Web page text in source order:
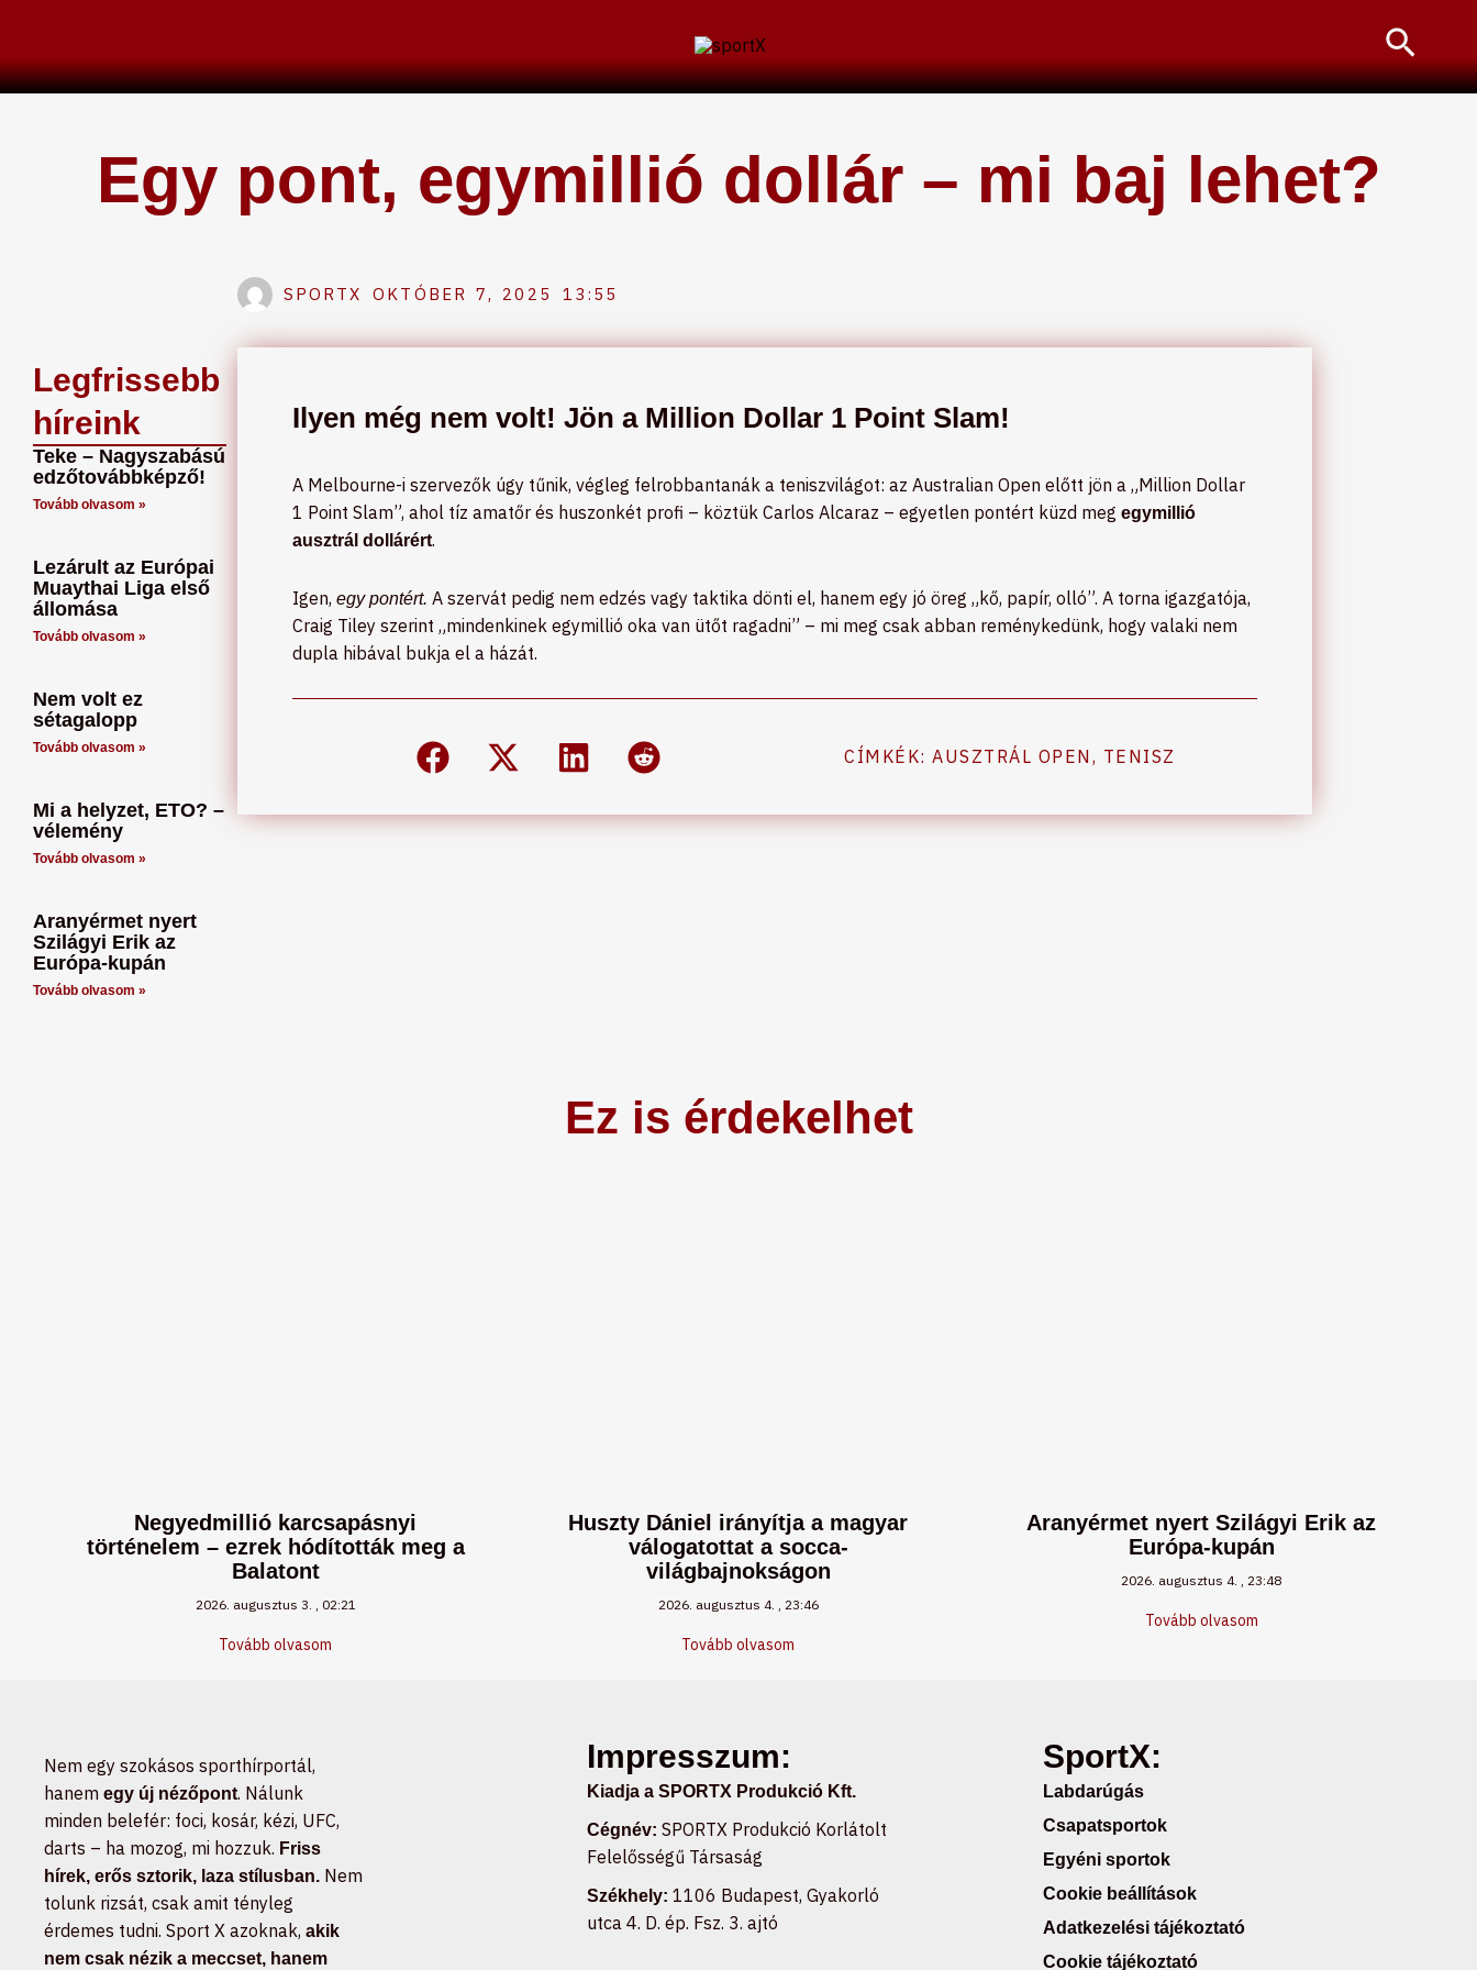
content
Egy pont, egymillió dollár – mi baj lehet?
SPORTX OKTÓBER 7, 2025 13:55
Legfrissebb
híreink
Teke – Nagyszabású
edzőtovábbképző!
Tovább olvasom »
Lezárult az Európai
Muaythai Liga első
állomása
Tovább olvasom »
Nem volt ez
sétagalopp
Tovább olvasom »
Mi a helyzet, ETO? –
vélemény
Tovább olvasom »
Aranyérmet nyert
Szilágyi Erik az
Európa-kupán
Tovább olvasom »
Ilyen még nem volt! Jön a Million Dollar 1 Point Slam!
A Melbourne-i szervezők úgy tűnik, végleg felrobbantanák a teniszvilágot: az Australian Open előtt jön a „Million Dollar
1 Point Slam”, ahol tíz amatőr és huszonkét profi – köztük Carlos Alcaraz – egyetlen pontért küzd meg egymillió
ausztrál dollárért.
Igen, egy pontért. A szervát pedig nem edzés vagy taktika dönti el, hanem egy jó öreg „kő, papír, olló”. A torna igazgatója,
Craig Tiley szerint „mindenkinek egymillió oka van ütőt ragadni” – mi meg csak abban reménykedünk, hogy valaki nem
dupla hibával bukja el a házát.
CÍMKÉK:AUSZTRÁL OPEN, TENISZ
Ez is érdekelhet
Negyedmillió karcsapásnyi
történelem – ezrek hódították meg a
Balatont
2026. augusztus 3. 02:21
Tovább olvasom
Huszty Dániel irányítja a magyar
válogatottat a socca-
világbajnokságon
2026. augusztus 4. 23:46
Tovább olvasom
Aranyérmet nyert Szilágyi Erik az
Európa-kupán
2026. augusztus 4. 23:48
Tovább olvasom
Nem egy szokásos sporthírportál,
hanem egy új nézőpont. Nálunk
minden belefér: foci, kosár, kézi, UFC,
darts – ha mozog, mi hozzuk. Friss
hírek, erős sztorik, laza stílusban. Nem
tolunk rizsát, csak amit tényleg
érdemes tudni. Sport X azoknak, akik
nem csak nézik a meccset, hanem
Impresszum:
Kiadja a SPORTX Produkció Kft.
Cégnév: SPORTX Produkció Korlátolt
Felelősségű Társaság
Székhely: 1106 Budapest, Gyakorló
utca 4. D. ép. Fsz. 3. ajtó
SportX:
Labdarúgás
Csapatsportok
Egyéni sportok
Cookie beállítások
Adatkezelési tájékoztató
Cookie tájékoztató